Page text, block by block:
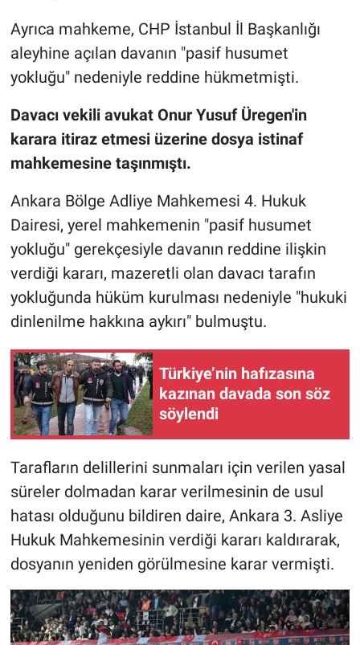
Ayrıca mahkeme, CHP İstanbul İl Başkanlığı
aleyhine açılan davanın "pasif husumet
yokluğu" nedeniyle reddine hükmetmişti.
Davacı vekili avukat Onur Yusuf Üregen'in
karara itiraz etmesi üzerine dosya istinaf
mahkemesine taşınmıştı.
Ankara Bölge Adliye Mahkemesi 4. Hukuk
Dairesi, yerel mahkemenin "pasif husumet
yokluğu" gerekçesiyle davanın reddine ilişkin
verdiği kararı, mazeretli olan davacı tarafın
yokluğunda hüküm kurulması nedeniyle "hukuki
dinlenilme hakkına aykırı" bulmuştu.
Türkiye’nin hafızasına
kazınan davada son söz
söylendi
Tarafların delillerini sunmaları için verilen yasal
süreler dolmadan karar verilmesinin de usul
hatası olduğunu bildiren daire, Ankara 3. Asliye
Hukuk Mahkemesinin verdiği kararı kaldırarak,
dosyanın yeniden görülmesine karar vermişti.